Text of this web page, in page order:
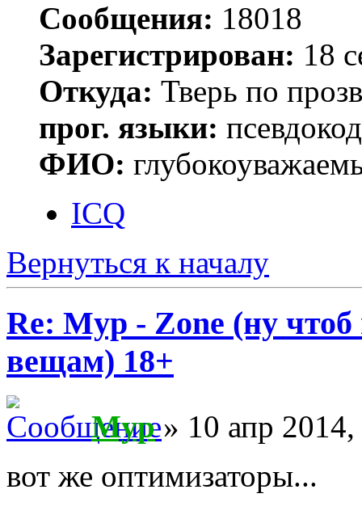
Сообщения: 18018
Зарегистрирован: 18
Откуда: Тверь по
прог. языки:
ФИО:
ICQ
Вернуться к началу
Re: Myp - Zone (ну
вещам) 18+
Myp» 10 апр 2014,
вот же оптимизаторы...